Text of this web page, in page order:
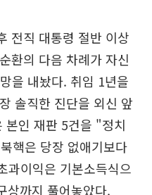
전직 대통령 절반 이상
환의 다음 차례가 자신
을 내놨다. 취임 1년을
솔직한 진단을 외신 앞
본인 재판 5건을 "정치
핵은 당장 없애기보다
과이익은 기본소득식으
상까지 풀어놓았다.